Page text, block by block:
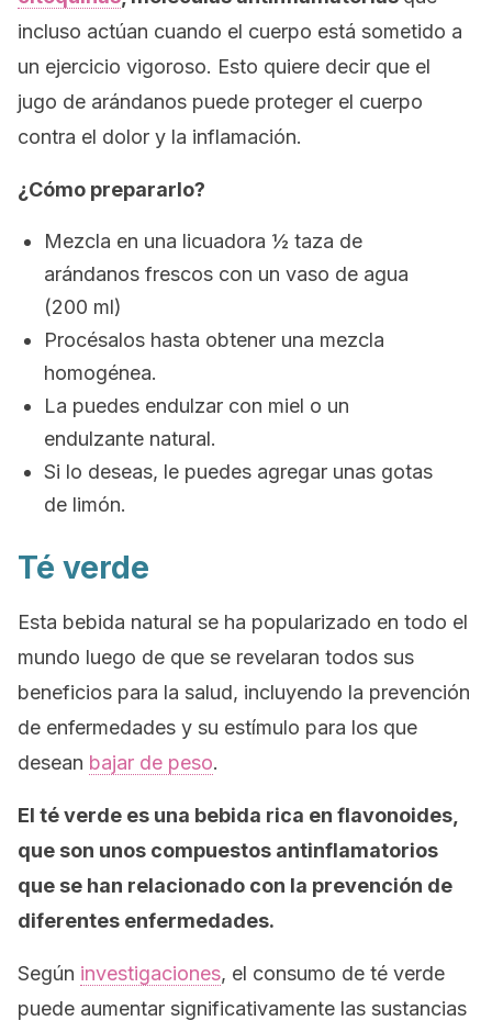
incluso actúan cuando el cuerpo está sometido a
un ejercicio vigoroso. Esto quiere decir que el
jugo de arándanos puede proteger el cuerpo
contra el dolor y la inflamación.
¿Cómo prepararlo?
Mezcla en una licuadora ½ taza de
arándanos frescos con un vaso de agua
(200 ml)
Procésalos hasta obtener una mezcla
homogénea.
La puedes endulzar con miel o un
endulzante natural.
Si lo deseas, le puedes agregar unas gotas
de limón.
Té verde
Esta bebida natural se ha popularizado en todo el
mundo luego de que se revelaran todos sus
beneficios para la salud, incluyendo la prevención
de enfermedades y su estímulo para los que
desean bajar de peso.
El té verde es una bebida rica en flavonoides,
que son unos compuestos antinflamatorios
que se han relacionado con la prevención de
diferentes enfermedades.
Según investigaciones, el consumo de té verde
puede aumentar significativamente las sustancias